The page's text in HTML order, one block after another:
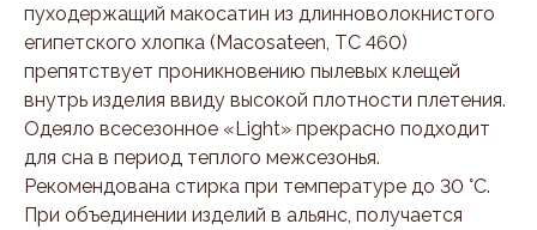
пуходержащий макосатин из длинноволокнистого
египетского хлопка (Macosateen, TC 460)
препятствует проникновению пылевых клещей
внутрь изделия ввиду высокой плотности плетения.
Одеяло всесезонное «Light» прекрасно подходит
для сна в период теплого межсезонья.
Рекомендована стирка при температуре до 30 °C.
При объединении изделий в альянс, получается